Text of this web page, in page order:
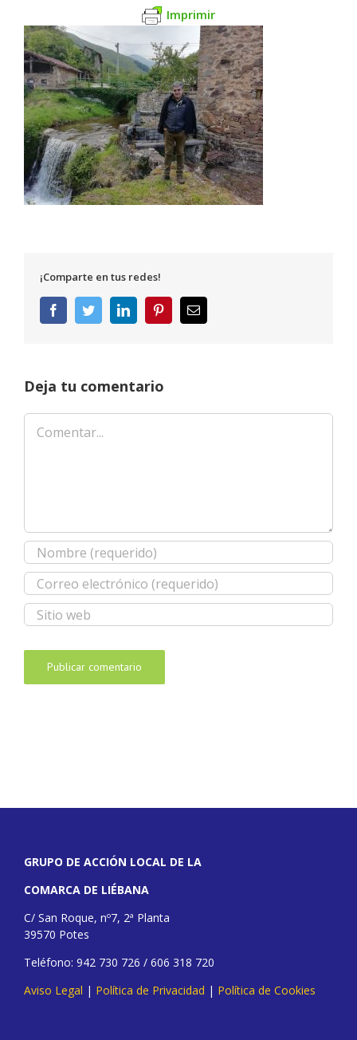
Imprimir
¡Comparte en tus redes!
FacebookTwitterLinkedInPinterestCorreo
electrónico
Deja tu comentario
Comentar
GRUPO DE ACCIÓN LOCAL DE LA
COMARCA DE LIÉBANA
C/ San Roque, nº7, 2ª Planta
39570 Potes
Teléfono: 942 730 726 / 606 318 720
Aviso Legal | Política de Privacidad | Política de Cookies